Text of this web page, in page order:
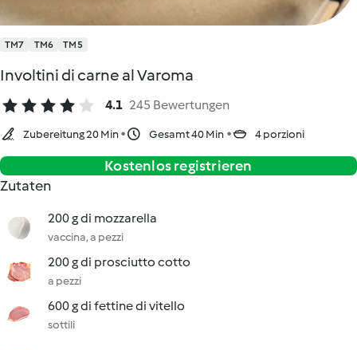
TM7 TM6 TM5
Involtini di carne al Varoma
4.1 245 Bewertungen
Zubereitung 20 Min Gesamt 40 Min 4 porzioni
Kostenlos registrieren
Zutaten
200 g di mozzarella
vaccina, a pezzi
200 g di prosciutto cotto
a pezzi
600 g di fettine di vitello
sottili